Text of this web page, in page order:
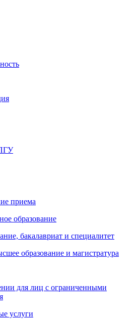
приема
образование
бакалавриат и специалитет
образование и магистратура
для лиц с ограниченными
услуги